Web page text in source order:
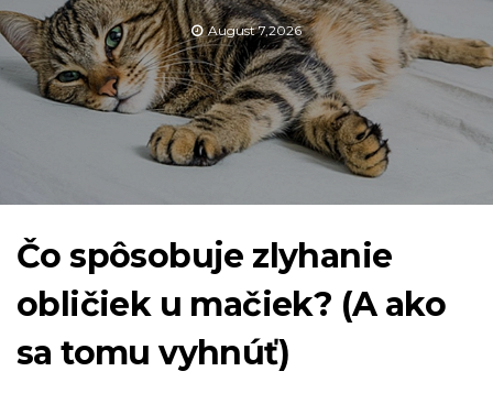
August 7,2026
Čo spôsobuje zlyhanie
obličiek u mačiek? (A ako
sa tomu vyhnúť)